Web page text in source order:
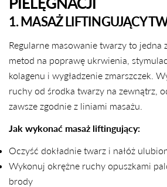
1. MASAŻ LIFTINGUJĄCY
Regularne masowanie twarzy to jedna
metod na poprawę ukrwienia,
kolagenu i wygładzenie zmarszczek.
ruchy od środka twarzy na zewnątrz,
zawsze zgodnie z liniami masażu.
Jak wykonać masaż liftingujący:
Oczyść dokładnie twarz i nałóż
Wykonuj okrężne ruchy opuszkami
brody